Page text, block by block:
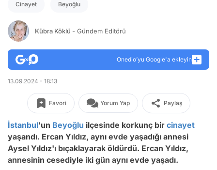
Cinayet Beyoğlu
Kübra Köklü - Gündem Editörü
Onedio’yu Google'a ekleyin
13.09.2024 - 18:13
Favori Yorum Yap Paylaş
İstanbul'un Beyoğlu ilçesinde korkunç bir cinayet
yaşandı. Ercan Yıldız, aynı evde yaşadığı annesi
Aysel Yıldız'ı bıçaklayarak öldürdü. Ercan Yıldız,
annesinin cesediyle iki gün aynı evde yaşadı.